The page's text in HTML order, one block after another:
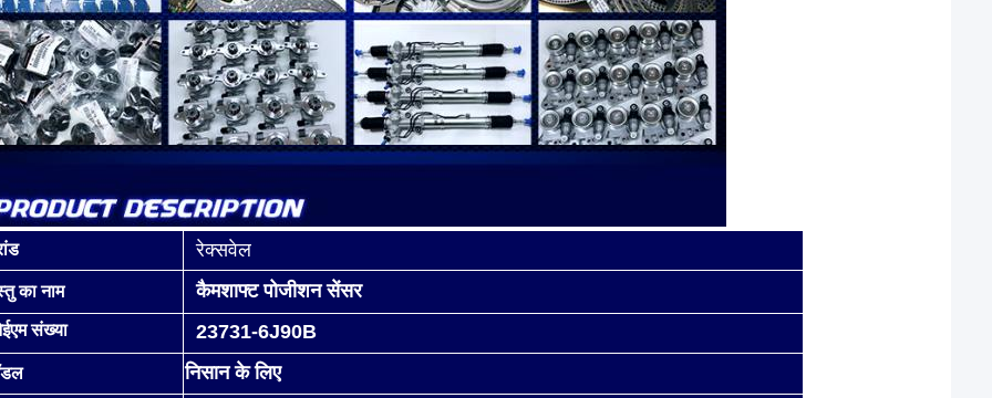
रेक्सवेल
का नाम कैमशाफ्ट पोजीशन सेंसर
संख्या 23731-6J90B
निसान के लिए